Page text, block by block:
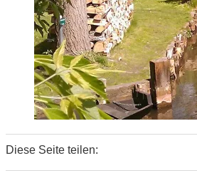
Diese Seite teilen: